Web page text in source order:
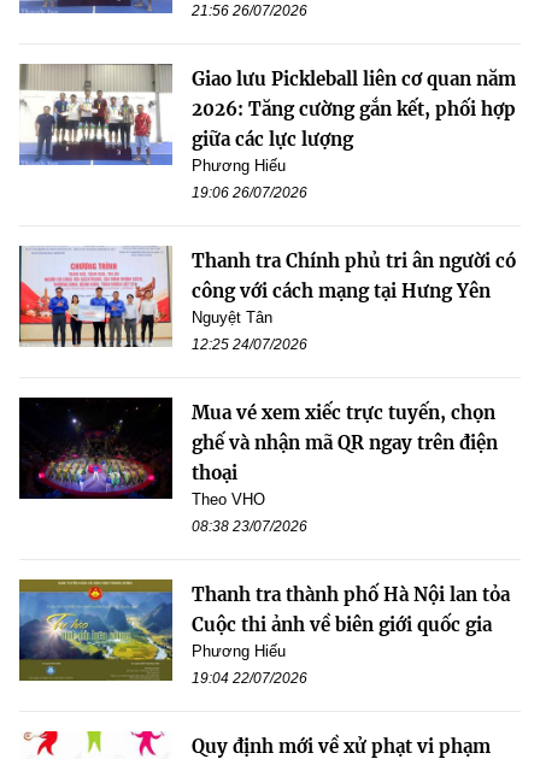
21:56 26/07/2026
Giao lưu Pickleball liên cơ quan năm
2026: Tăng cường gắn kết, phối hợp
giữa các lực lượng
Phương Hiếu
19:06 26/07/2026
Thanh tra Chính phủ tri ân người có
công với cách mạng tại Hưng Yên
Nguyệt Tân
12:25 24/07/2026
Mua vé xem xiếc trực tuyến, chọn
ghế và nhận mã QR ngay trên điện
thoại
Theo VHO
08:38 23/07/2026
Thanh tra thành phố Hà Nội lan tỏa
Cuộc thi ảnh về biên giới quốc gia
Phương Hiếu
19:04 22/07/2026
Quy định mới về xử phạt vi phạm